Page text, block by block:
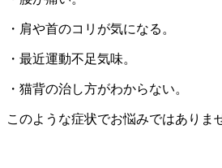
・肩や首のコリが気になる。
・最近運動不足気味。
・猫背の治し方がわからない。
このような症状でお悩みではありま